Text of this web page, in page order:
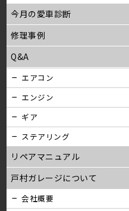
今月の愛車診断
修理事例
Q&A
エアコン
エンジン
ギア
ステアリング
リペアマニュアル
戸村ガレージについて
会社概要